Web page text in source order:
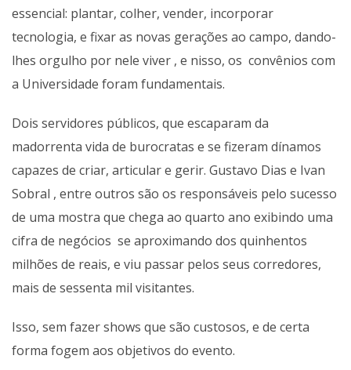
essencial: plantar, colher, vender, incorporar
tecnologia, e fixar as novas gerações ao campo, dando-
lhes orgulho por nele viver , e nisso, os convênios com
a Universidade foram fundamentais.
Dois servidores públicos, que escaparam da
madorrenta vida de burocratas e se fizeram dínamos
capazes de criar, articular e gerir. Gustavo Dias e Ivan
Sobral , entre outros são os responsáveis pelo sucesso
de uma mostra que chega ao quarto ano exibindo uma
cifra de negócios se aproximando dos quinhentos
milhões de reais, e viu passar pelos seus corredores,
mais de sessenta mil visitantes.
Isso, sem fazer shows que são custosos, e de certa
forma fogem aos objetivos do evento.